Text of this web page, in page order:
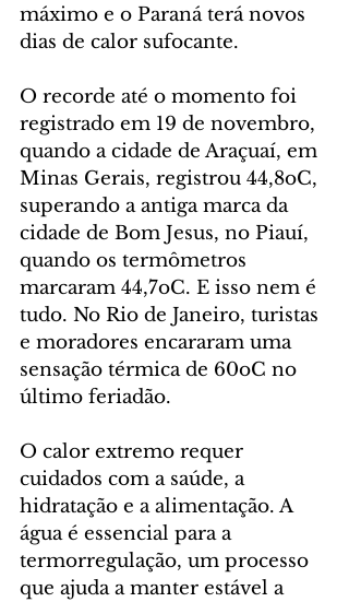
máximo e o Paraná terá novos
dias de calor sufocante.
O recorde até o momento foi
registrado em 19 de novembro,
quando a cidade de Araçuaí, em
Minas Gerais, registrou 44,8oC,
superando a antiga marca da
cidade de Bom Jesus, no Piauí,
quando os termômetros
marcaram 44,7oC. E isso nem é
tudo. No Rio de Janeiro, turistas
e moradores encararam uma
sensação térmica de 60oC no
último feriadão.
O calor extremo requer
cuidados com a saúde, a
hidratação e a alimentação. A
água é essencial para a
termorregulação, um processo
que ajuda a manter estável a